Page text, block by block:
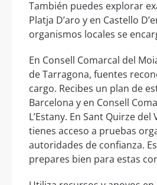
También puedes explorar
Platja D’aro y en Castello
organismos locales se
En Consell Comarcal del
de Tarragona, fuentes
cargo. Recibes un plan de
Barcelona y en Consell
L’Estany. En Sant Quirze del
tienes acceso a pruebas
autoridades de confianza.
prepares bien para estas